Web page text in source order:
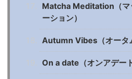
Matcha Meditation（マ
ーション）
Autumn Vibes（オータ
On a date（オンアデート